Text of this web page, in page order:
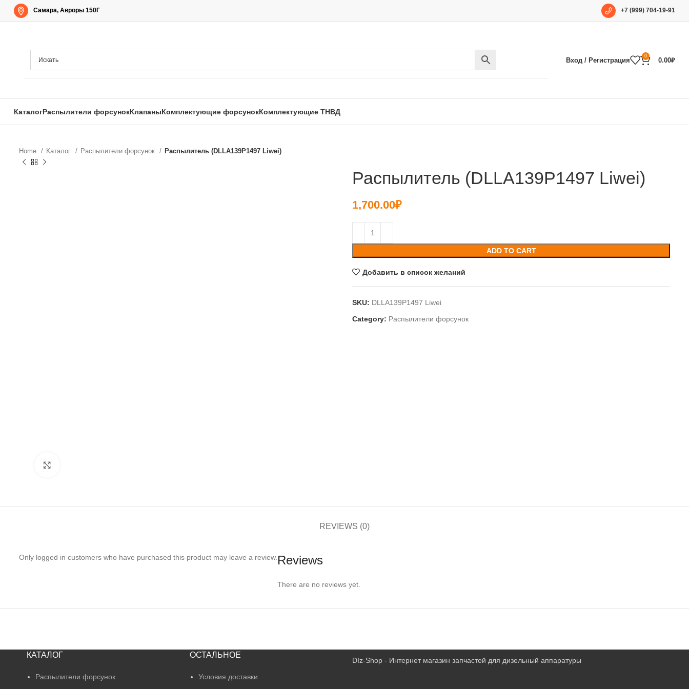
Самара, Авроры 150Г +7 (999) 704-19-91
Вход / Регистрация
0
0.00₽
КаталогРаспылители форсунокКлапаныКомплектующие форсунокКомплектующие ТНВД
Home Каталог Распылители форсунок Распылитель (DLLA139P1497 Liwei)
Распылитель (DLLA139P1497 Liwei)
1,700.00₽
ADD TO CART
Добавить в список желаний
SKU: DLLA139P1497 Liwei
Category: Распылители форсунок
REVIEWS (0)
Reviews
There are no reviews yet.
Only logged in customers who have purchased this product may leave a review.
КАТАЛОГ
Распылители форсунок
ОСТАЛЬНОЕ
Условия доставки
DIz-Shop - Интернет магазин запчастей для дизельный аппаратуры